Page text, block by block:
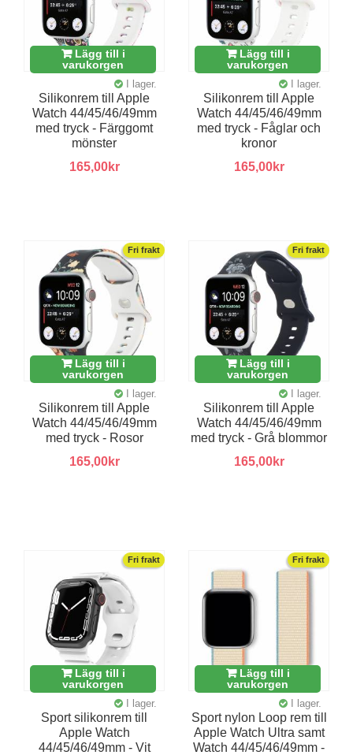
Lägg till i
varukorgen
I lager.
Silikonrem till Apple
Watch 44/45/46/49mm
med tryck - Färggomt
mönster
165,00kr
Lägg till i
varukorgen
I lager.
Silikonrem till Apple
Watch 44/45/46/49mm
med tryck - Fåglar och
kronor
165,00kr
Fri frakt
Lägg till i
varukorgen
I lager.
Silikonrem till Apple
Watch 44/45/46/49mm
med tryck - Rosor
165,00kr
Fri frakt
Lägg till i
varukorgen
I lager.
Silikonrem till Apple
Watch 44/45/46/49mm
med tryck - Grå blommor
165,00kr
Fri frakt
Lägg till i
varukorgen
I lager.
Sport silikonrem till
Apple Watch
44/45/46/49mm - Vit
Fri frakt
Lägg till i
varukorgen
I lager.
Sport nylon Loop rem till
Apple Watch Ultra samt
Watch 44/45/46/49mm -